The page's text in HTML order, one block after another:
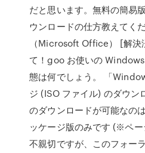
だと思います。無料の簡易
ウンロードの仕方教えてく
（Microsoft Office） [解決
て！goo お使いの
態は何でしょう。 「
ジ (ISO ファイル) のダウン
のダウンロードが可能なの
ッケージ版のみです (※ペ
不親切ですが、このフォー